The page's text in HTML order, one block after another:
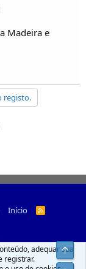
Madeira e
registo.
Início
R
adequar sua
registrar.
Top